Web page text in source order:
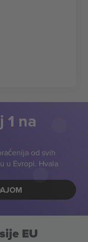
1 na
od svih
u Evropi. Hvala
EU